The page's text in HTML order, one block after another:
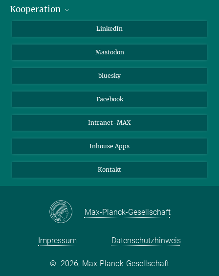
Journalisten
Kooperation
Beutenberg Campus e.V.
LinkedIn
Mastodon
bluesky
Facebook
Intranet-MAX
Inhouse Apps
Kontakt
Max-Planck-Gesellschaft
Impressum Datenschutzhinweis
© 2026, Max-Planck-Gesellschaft